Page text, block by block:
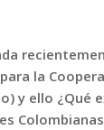
la
y ello ¿Qué